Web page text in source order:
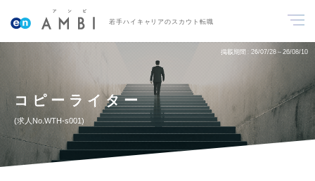
若手ハイキャリアのスカウト転職
掲載期間 26/07/28～26/08/10
コピーライター
求人No.WTH-s001